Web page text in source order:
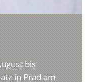
bis
in Prad am